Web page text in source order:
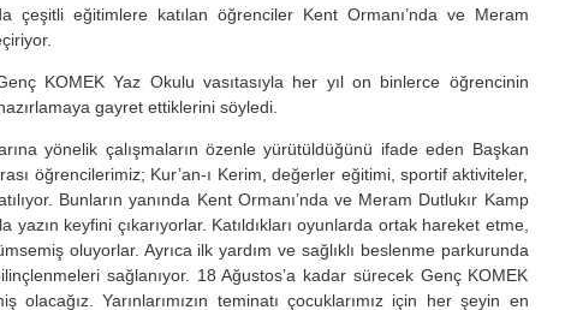
çeşitli eğitimlere katılan öğrenciler Kent Ormanı’nda ve Meram
KOMEK Yaz Okulu vasıtasıyla her yıl on binlerce öğrencinin
gayret ettiklerini söyledi.
yönelik çalışmaların özenle yürütüldüğünü ifade eden Başkan
öğrencilerimiz; Kur’an-ı Kerim, değerler eğitimi, sportif aktiviteler,
Bunların yanında Kent Ormanı’nda ve Meram Dutlukır Kamp
keyfini çıkarıyorlar. Katıldıkları oyunlarda ortak hareket etme,
oluyorlar. Ayrıca ilk yardım ve sağlıklı beslenme parkurunda
sağlanıyor. 18 Ağustos’a kadar sürecek Genç KOMEK
Yarınlarımızın teminatı çocuklarımız için her şeyin en